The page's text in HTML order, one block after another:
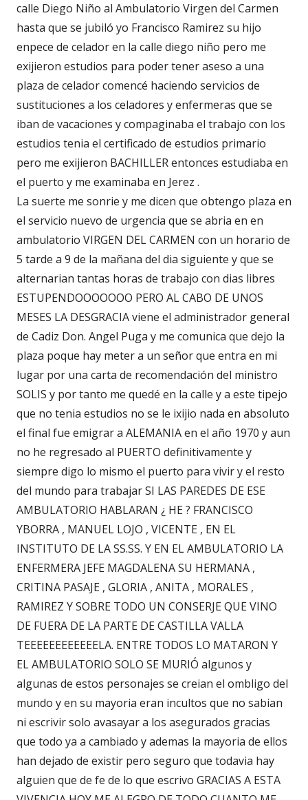
calle Diego Niño al Ambulatorio Virgen del Carmen
hasta que se jubiló yo Francisco Ramirez su hijo
enpece de celador en la calle diego niño pero me
exijieron estudios para poder tener aseso a una
plaza de celador comencé haciendo servicios de
sustituciones a los celadores y enfermeras que se
iban de vacaciones y compaginaba el trabajo con los
estudios tenia el certificado de estudios primario
pero me exijieron BACHILLER entonces estudiaba en
el puerto y me examinaba en Jerez .
La suerte me sonrie y me dicen que obtengo plaza en
el servicio nuevo de urgencia que se abria en en
ambulatorio VIRGEN DEL CARMEN con un horario de
5 tarde a 9 de la mañana del dia siguiente y que se
alternarian tantas horas de trabajo con dias libres
ESTUPENDOOOOOOO PERO AL CABO DE UNOS
MESES LA DESGRACIA viene el administrador general
de Cadiz Don. Angel Puga y me comunica que dejo la
plaza poque hay meter a un señor que entra en mi
lugar por una carta de recomendación del ministro
SOLIS y por tanto me quedé en la calle y a este tipejo
que no tenia estudios no se le ixijio nada en absoluto
el final fue emigrar a ALEMANIA en el año 1970 y aun
no he regresado al PUERTO definitivamente y
siempre digo lo mismo el puerto para vivir y el resto
del mundo para trabajar SI LAS PAREDES DE ESE
AMBULATORIO HABLARAN ¿ HE ? FRANCISCO
YBORRA , MANUEL LOJO , VICENTE , EN EL
INSTITUTO DE LA SS.SS. Y EN EL AMBULATORIO LA
ENFERMERA JEFE MAGDALENA SU HERMANA ,
CRITINA PASAJE , GLORIA , ANITA , MORALES ,
RAMIREZ Y SOBRE TODO UN CONSERJE QUE VINO
DE FUERA DE LA PARTE DE CASTILLA VALLA
TEEEEEEEEEEEELA. ENTRE TODOS LO MATARON Y
EL AMBULATORIO SOLO SE MURIÓ algunos y
algunas de estos personajes se creian el ombligo del
mundo y en su mayoria eran incultos que no sabian
ni escrivir solo avasayar a los asegurados gracias
que todo ya a cambiado y ademas la mayoria de ellos
han dejado de existir pero seguro que todavia hay
alguien que de fe de lo que escrivo GRACIAS A ESTA